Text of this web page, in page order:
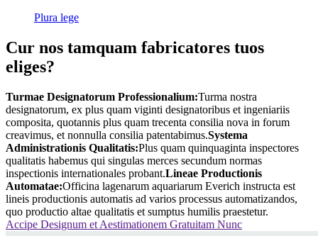
Plura lege
Cur nos tamquam fabricatores tuos
eliges?
Turmae Designatorum Professionalium:Turma nostra
designatorum, ex plus quam viginti designatoribus et ingeniariis
composita, quotannis plus quam trecenta consilia nova in forum
creavimus, et nonnulla consilia patentabimus.Systema
Administrationis Qualitatis:Plus quam quinquaginta inspectores
qualitatis habemus qui singulas merces secundum normas
inspectionis internationales probant.Lineae Productionis
Automatae:Officina lagenarum aquariarum Everich instructa est
lineis productionis automatis ad varios processus automatizandos,
quo productio altae qualitatis et sumptus humilis praestetur.
Accipe Designum et Aestimationem Gratuitam Nunc